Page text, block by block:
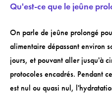
Qu'est-ce que le jeûne
On parle de jeûne prolongé
alimentaire dépassant environ
jours, et pouvant aller jusqu'à
protocoles encadrés. Pendant
est nul ou quasi nul,